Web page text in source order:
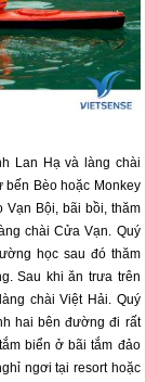
Lan Hạ và làng chài
bến Bèo hoặc Monkey
Vạn Bội, bãi bồi, thăm
chài Cửa Vạn. Quý
học sau đó thăm
Sau khi ăn trưa trên
chài Việt Hải. Quý
hai bên đường đi rất
biển ở bãi tắm đảo
ngơi tại resort hoặc